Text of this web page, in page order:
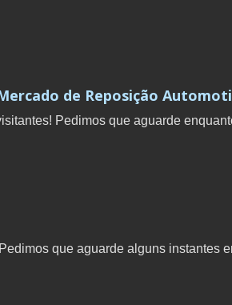
de Reposição
Pedimos que aguarde
que aguarde alguns instantes